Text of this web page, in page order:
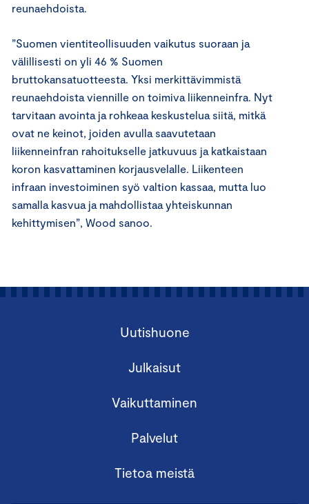
reunaehdoista.
”Suomen vientiteollisuuden vaikutus suoraan ja
välillisesti on yli 46 % Suomen
bruttokansatuotteesta. Yksi merkittävimmistä
reunaehdoista viennille on toimiva liikenneinfra. Nyt
tarvitaan avointa ja rohkeaa keskustelua siitä, mitkä
ovat ne keinot, joiden avulla saavutetaan
liikenneinfran rahoitukselle jatkuvuus ja katkaistaan
koron kasvattaminen korjausvelalle. Liikenteen
infraan investoiminen syö valtion kassaa, mutta luo
samalla kasvua ja mahdollistaa yhteiskunnan
kehittymisen”, Wood sanoo.
Uutishuone
Julkaisut
Vaikuttaminen
Palvelut
Tietoa meistä